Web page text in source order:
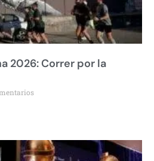
2026: Correr por la